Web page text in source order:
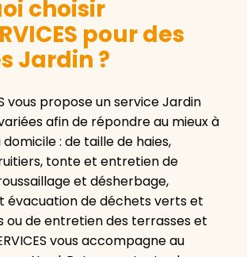
choisir
pour des
Jardin ?
vous propose un service Jardin
afin de répondre au mieux à
: de taille de haies,
tonte et entretien de
et désherbage,
évacuation de déchets verts et
de entretien des terrasses et
vous accompagne au